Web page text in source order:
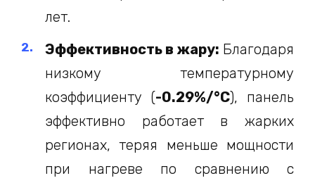
лет.
Эффективность в жару: Благодаря
низкому температурному
коэффициенту (-0.29%/°C), панель
эффективно работает в жарких
регионах, теряя меньше мощности
при нагреве по сравнению с